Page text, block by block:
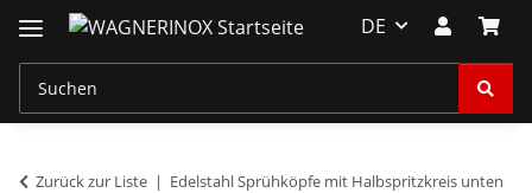
DE
Zurück zur Liste Edelstahl Sprühköpfe mit Halbspritzkreis unten